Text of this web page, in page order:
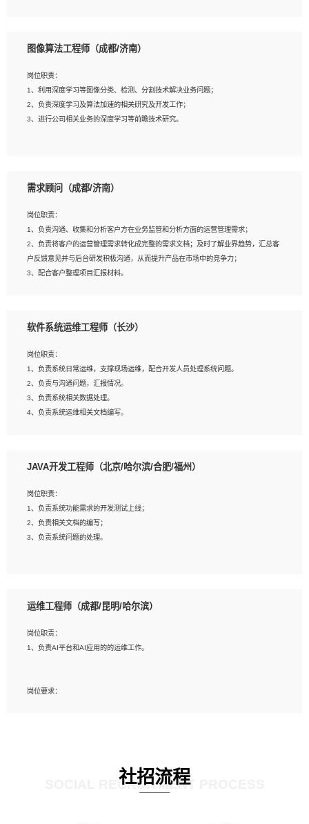
研发管理流程建设经验；
种常用框架和技术Springboot、Shiro、springcloud等；熟悉Linux常用命令和了解
常用脚本语言，较丰富的线上系统运维经验，复杂问题排查思路清晰。
相关的解决方案，包括视频分析、图像识别、NLP、OCR、机器学习等；
AI算法框架，对人脸识别、目标检测、图像识别、OCR、NLP等AI算法有深刻理
解。具有AI平台级产品/解决方案从业经验者优先。具有大数据技术背景者优先；
6、具备良好的客户意识与沟通能力，善于学习思考、创新与团队协作，认真负责、
执行力与抗压力强。
图像算法工程师（成都/济南）
岗位职责：
1、利用深度学习等图像分类、检测、分割技术解决业务问题；
2、负责深度学习及算法加速的相关研究及开发工作；
3、进行公司相关业务的深度学习等前瞻技术研究。
2、2年以上图像处理开发经验，熟悉python和spark开发；
建深度学习系统环境；
4、熟悉OPENCV、HALCON等常用图像处理软件，熟练进行图像处理；
5、熟悉主流的分类算法、聚类算法和关联分析算法原理，能熟练使用神经网络算法
的进行业务建模；
6、对OCR领域有深入的研究，熟悉模型调参，压缩和整型化方法；
需求顾问（成都/济南）
岗位职责：
1、负责沟通、收集和分析客户方在业务监管和分析方面的运营管理需求；
2、负责将客户的运营管理需求转化成完整的需求文档；及时了解业界趋势，汇总客
户反馈意见并与后台研发积极沟通，从而提升产品在市场中的竞争力；
3、配合客户整理项目汇报材料。
1、3年以上运营或解决方案的工作经验。
征，可独立提出完整的优化方案,并推动方案执行达成结果；熟练使用PPT、
WORD、EXCEL等办公软件；
3、深入理解公司各项AI产品和技术信息；具有较强的文档编写能力，能独立撰写
PPT、方案建议书等，面试时需携带个人制作的专业PPT文件进行展示。
软件系统运维工程师（长沙）
岗位职责：
1、负责系统日常运维，支撑现场运维，配合开发人员处理系统问题。
2、负责与沟通问题，汇报情况。
3、负责系统相关数据处理。
4、负责系统运维相关文档编写。
岗位要求：
2、精通linux命令。
3、熟悉oracle、mysql 数据库。
4、善于沟通，具有良好的团队合作精神和协作能力。
5、必须有实际的生产环境系统维护经验。
JAVA开发工程师（北京/哈尔滨/合肥/福州）
岗位职责：
1、负责系统功能需求的开发测试上线；
2、负责相关文档的编写；
3、负责系统问题的处理。
2、熟悉linux命令；
4、熟练使用oracle、mysql进行开发；
5、熟悉流程开发如使用activiti；
运维工程师（成都/昆明/哈尔滨）
岗位职责：
1、负责AI平台和AI应用的的运维工作。
岗位要求：
4、掌握DevOps思想、方法和流程。Jenkins工具使用；
5、掌握常见中间件配置与优化，如mysql、nginx等；
社招流程
SOCIAL RECRUITMENT PROCESS